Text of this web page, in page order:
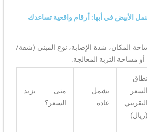
الأبيض في أبها: أرقام واقعية تساعدك
المكان، شدة الإصابة، نوع المبنى (شقة/
مساحة التربة المعالجة.
نطاق
السعر
التقريبي
(ريال)
يشمل
عادة
متى يزيد
السعر؟